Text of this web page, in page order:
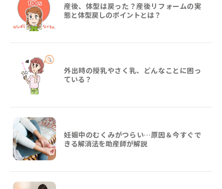
産後、体型は戻った？産後リフォームの実
態と体型戻しのポイントとは？
外出時の授乳やさく乳、どんなことに困っ
ている？
妊娠中のむくみがつらい…原因＆今すぐで
きる解消法を助産師が解説